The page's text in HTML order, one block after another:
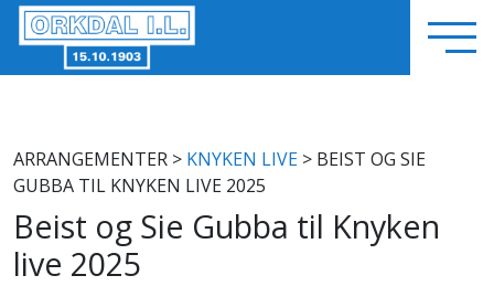
ARRANGEMENTER > KNYKEN LIVE > BEIST OG SIE
GUBBA TIL KNYKEN LIVE 2025
Beist og Sie Gubba til Knyken
live 2025